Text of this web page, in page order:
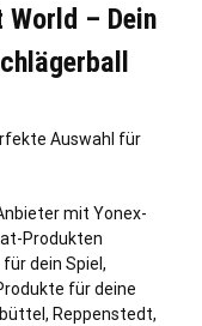
World – Dein
Auswahl für
mit Yonex-
Produkten
dein Spiel,
für deine
, Reppenstedt,